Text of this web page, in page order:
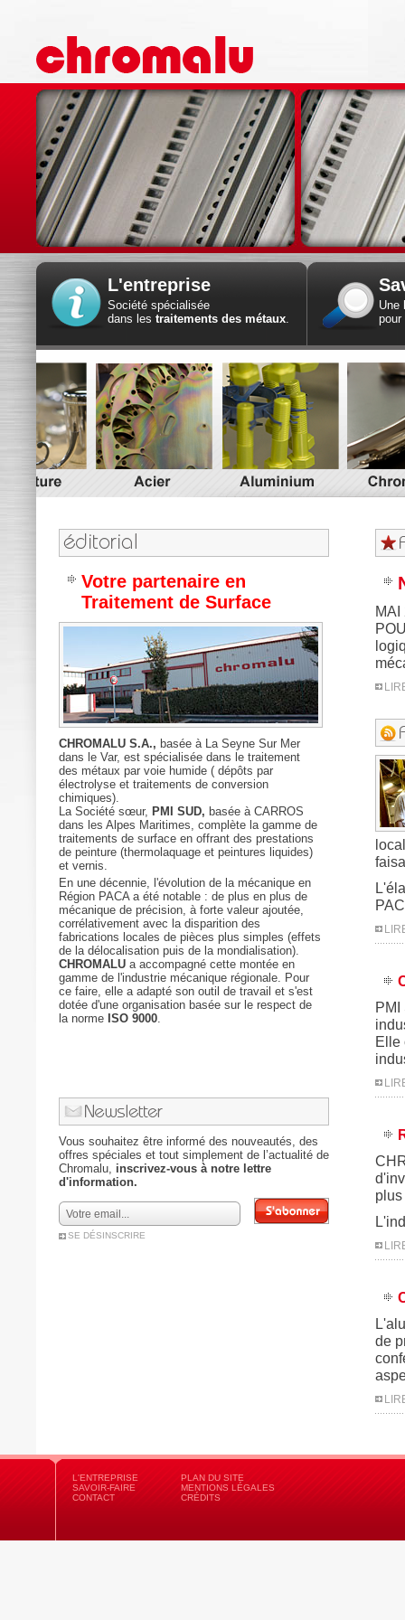
L'entreprise
Société spécialisée
dans les traitements des métaux.
Une
pour
Votre partenaire en
Traitement de Surface
CHROMALU S.A., basée à La Seyne Sur Mer
dans le Var, est spécialisée dans le traitement
des métaux par voie humide ( dépôts par
électrolyse et traitements de conversion
chimiques).
La Société sœur, PMI SUD, basée à CARROS
dans les Alpes Maritimes, complète la gamme de
traitements de surface en offrant des prestations
de peinture (thermolaquage et peintures liquides)
et vernis.
En une décennie, l'évolution de la mécanique en
Région PACA a été notable : de plus en plus de
mécanique de précision, à forte valeur ajoutée,
corrélativement avec la disparition des
fabrications locales de pièces plus simples (effets
de la délocalisation puis de la mondialisation).
CHROMALU a accompagné cette montée en
gamme de l'industrie mécanique régionale. Pour
ce faire, elle a adapté son outil de travail et s'est
dotée d'une organisation basée sur le respect de
la norme ISO 9000.
Vous souhaitez être informé des nouveautés, des
offres spéciales et tout simplement de l’actualité de
Chromalu, inscrivez-vous à notre lettre
d'information.
SE DÉSINSCRIRE
MAI
PMI
Elle
de
L'ENTREPRISE
SAVOIR-FAIRE
CONTACT
PLAN DU SITE
MENTIONS LÉGALES
CRÉDITS